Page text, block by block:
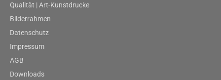
Qualität | Art-Kunstdrucke
Bilderrahmen
Datenschutz
Impressum
AGB
Downloads